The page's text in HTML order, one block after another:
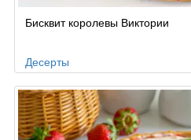
Бисквит королевы Виктории
Десерты